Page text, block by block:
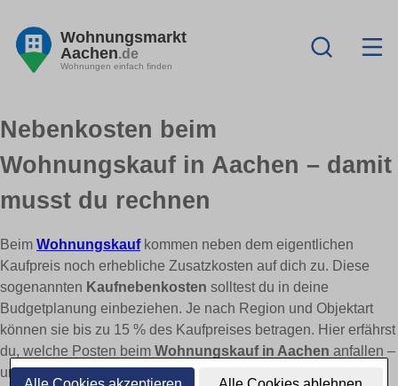
Wohnungsmarkt
Aachen.de
Wohnungen einfach finden
Nebenkosten beim
Wohnungskauf in Aachen – damit
musst du rechnen
Beim Wohnungskaufkommen neben dem eigentlichen
Kaufpreis noch erhebliche Zusatzkosten auf dich zu. Diese
sogenannten Kaufnebenkosten solltest du in deine
Budgetplanung einbeziehen. Je nach Region und Objektart
können sie bis zu 15 % des Kaufpreises betragen. Hier erfährst
du, welche Posten beim Wohnungskauf in Aachen anfallen –
und wo du sparen kannst.